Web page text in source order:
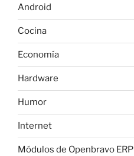
Android
Cocina
Economía
Hardware
Humor
Internet
Módulos de Openbravo ERP